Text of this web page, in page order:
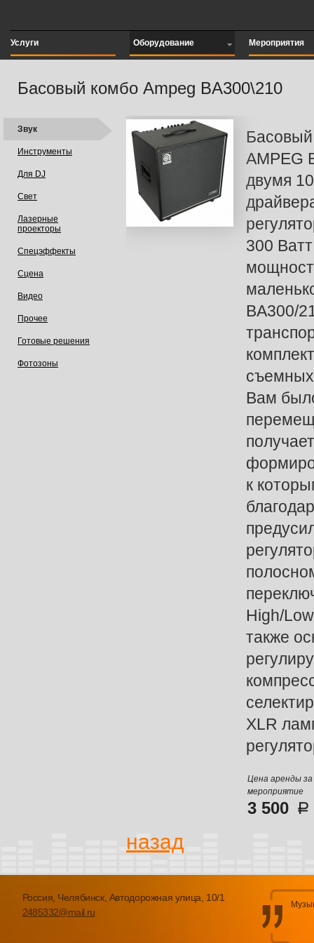
Услуги Оборудование Мероприятия
Басовый комбо Ampeg BA300\210
Звук
Инструменты
Для DJ
Свет
Лазерные
проекторы
Спецэффекты
Сцена
Видео
Прочее
Готовые решения
Фотозоны
AMPEG
двумя
300
BA300/
Вам
к
High/
также
XLR
Цена аренды за
мероприятие
3 500
назад
Россия, Челябинск, Автодорожная улица, 10/1
2485332@mail.ru